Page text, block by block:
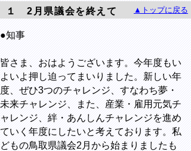
１ 2月県議会を終えて ▲トップに戻る
●知事
皆さま、おはようございます。今年度もい
よいよ押し迫ってまいりました。新しい年
度、ぜひ3つのチャレンジ、すなわち夢・
未来チャレンジ、また、産業・雇用元気チ
ャレンジ、絆・あんしんチャレンジを進め
ていく年度にしたいと考えております。私
どもの鳥取県議会2月から始まりましたも